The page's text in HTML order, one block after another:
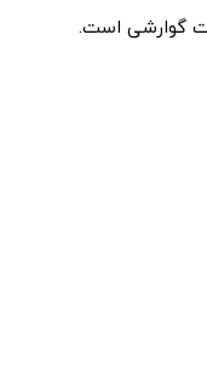
گوارشی است.